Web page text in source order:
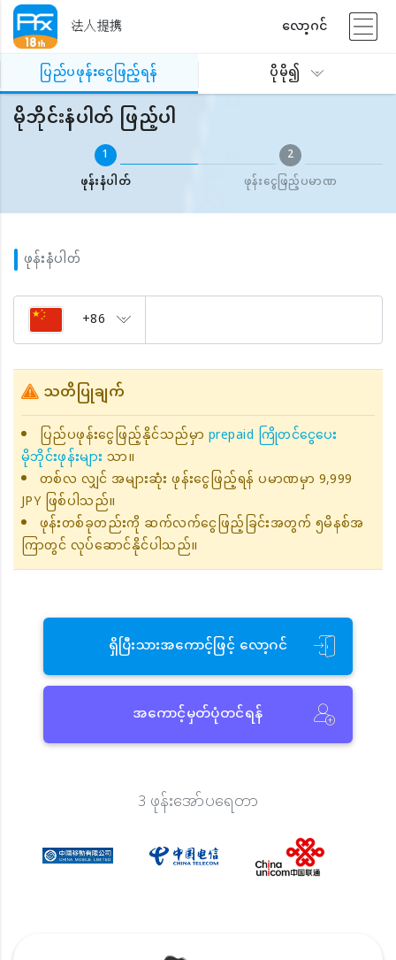
法人提携
လော့ဂင်
ပြည်ပဖုန်းငွေဖြည့်ရန်
ပိုမို၍
ပြည်ပဖုန်းငွေဖြည့်ရန် မိုဘိုင်းနံပါတ် ဖြည့်ပါ
မိုဘိုင်းနံပါတ် ဖြည့်ပါ
1
ဖုန်းနံပါတ်
2
ဖုန်းငွေဖြည့်ပမာဏ
ဖုန်းနံပါတ်
+86
သတိပြုချက်
ပြည်ပဖုန်းငွေဖြည့်နိုင်သည်မှာprepaid ကြိုတင်ငွေပေး
မိုဘိုင်းဖုန်းများသာ။
တစ်လ လျှင် အများဆုံး ဖုန်းငွေဖြည့်ရန် ပမာဏမှာ 9,999
JPY ဖြစ်ပါသည်။
ဖုန်းတစ်ခုတည်းကို ဆက်လက်ငွေဖြည့်ခြင်းအတွက် ၅မိနစ်အ
ကြာတွင် လုပ်ဆောင်နိုင်ပါသည်။
ရှိပြီးသားအကောင့်ဖြင့် လော့ဂင်
အကောင့်မှတ်ပုံတင်ရန်
3 ဖုန်းအော်ပရေတာ